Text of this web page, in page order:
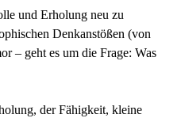
und Erholung neu zu
Denkanstößen (von
– geht es um die Frage: Was
der Fähigkeit, kleine